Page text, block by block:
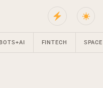
FINTECH SPACE